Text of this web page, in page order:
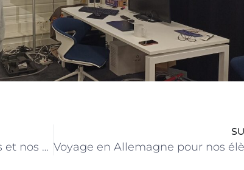
Rencontre entre professionnels et nos étudiants de BTS GPME autour d’un petit déjeuner